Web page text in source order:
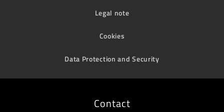
Legal note
Cookies
Data Protection and Security
Contact